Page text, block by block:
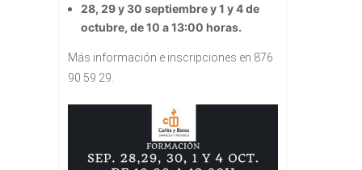
28, 29 y 30 septiembre y 1 y 4 de
octubre, de 10 a 13:00 horas.
Más información e inscripciones en 876
90 59 29.